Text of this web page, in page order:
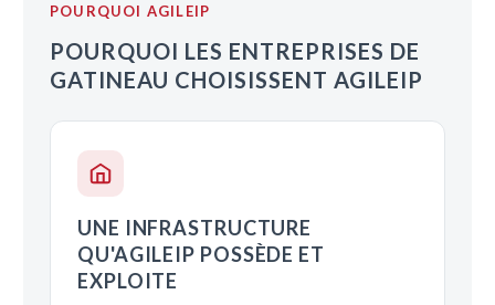
POURQUOI AGILEIP
POURQUOI LES ENTREPRISES DE
GATINEAU CHOISISSENT AGILEIP
UNE INFRASTRUCTURE
QU'AGILEIP POSSÈDE ET
EXPLOITE